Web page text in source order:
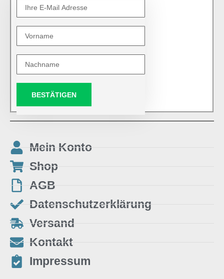
BESTÄTIGEN
Mein Konto
Shop
AGB
Datenschutzerklärung
Versand
Kontakt
Impressum